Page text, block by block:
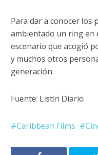
Para dar a conocer los
ambientado un ring en
escenario que acogió
y muchos otros
generación.
Fuente: Listín Diario
Caribbean Films